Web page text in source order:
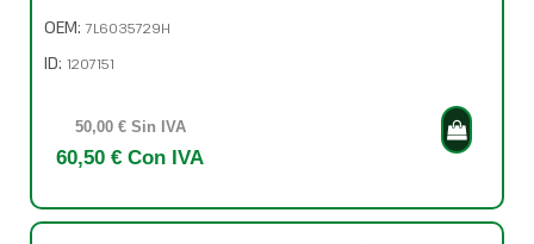
OEM: 7L6035729H
ID: 1207151
50,00 € Sin IVA
60,50 € Con IVA